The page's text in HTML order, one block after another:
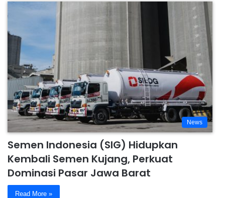
News
Semen Indonesia (SIG) Hidupkan
Kembali Semen Kujang, Perkuat
Dominasi Pasar Jawa Barat
Read More »